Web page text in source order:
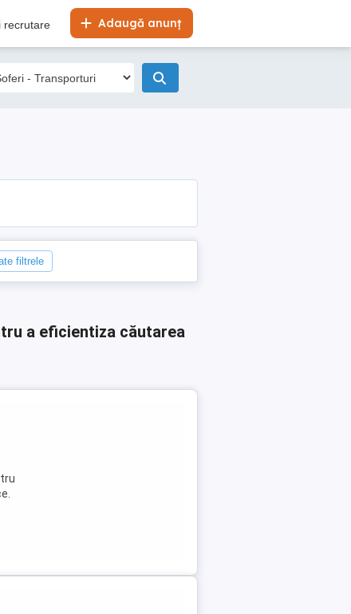
Adaugă anunț
recrutare
filtrele
a eficientiza căutarea